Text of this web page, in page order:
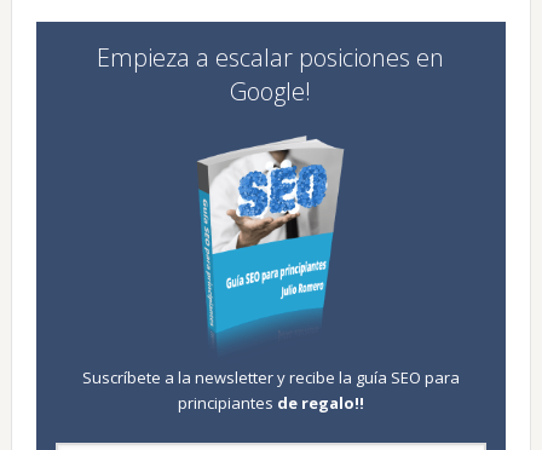
Empieza a escalar posiciones en
Google!
Suscríbete a la newsletter y recibe la guía SEO para
principiantes de regalo!!